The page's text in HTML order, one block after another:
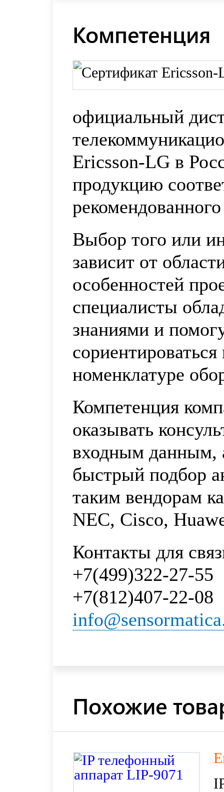
Компетенция
официальный
Ericsson-LG в
продукцию
Выбор того или
зависит от
особенностей
специалисты
знаниями и
номенклатуре
Компетенция
оказывать
входным данным,
быстрый подбор
таким вендорам
NEC, Cisco,
Контакты для
+7(499)322-27-55
+7(812)407-22-08
Похожие